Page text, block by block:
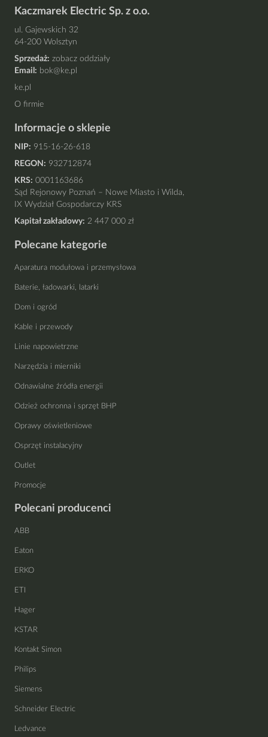
Kaczmarek Electric Sp. z o.o.
ul. Gajewskich 32
64-200 Wolsztyn
Sprzedaż: zobacz oddziały
Email: bok@ke.pl
ke.pl
O firmie
Informacje o sklepie
NIP: 915-16-26-618
REGON: 932712874
KRS: 0001163686
Sąd Rejonowy Poznań – Nowe Miasto i Wilda,
IX Wydział Gospodarczy KRS
Kapitał zakładowy: 2 447 000 zł
Polecane kategorie
Aparatura modułowa i przemysłowa
Baterie, ładowarki, latarki
Dom i ogród
Kable i przewody
Linie napowietrzne
Narzędzia i mierniki
Odnawialne źródła energii
Odzież ochronna i sprzęt BHP
Oprawy oświetleniowe
Osprzęt instalacyjny
Outlet
Promocje
Polecani producenci
ABB
Eaton
ERKO
ETI
Hager
KSTAR
Kontakt Simon
Philips
Siemens
Schneider Electric
Ledvance